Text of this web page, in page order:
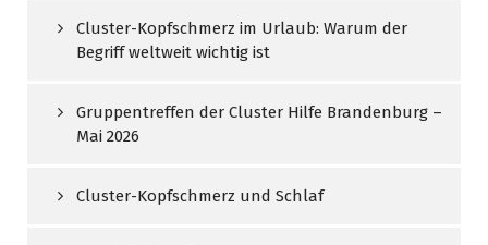
Cluster-Kopfschmerz im Urlaub: Warum der
Begriff weltweit wichtig ist
Gruppentreffen der Cluster Hilfe Brandenburg –
Mai 2026
Cluster-Kopfschmerz und Schlaf